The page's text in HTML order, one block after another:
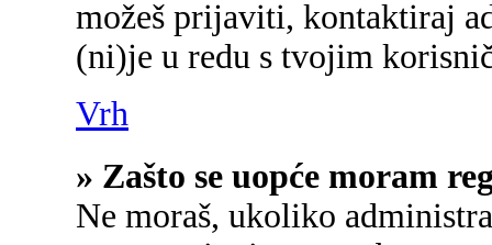
možeš prijaviti, kontaktiraj
(ni)je u redu s tvojim
Vrh
» Zašto se uopće moram
Ne moraš, ukoliko